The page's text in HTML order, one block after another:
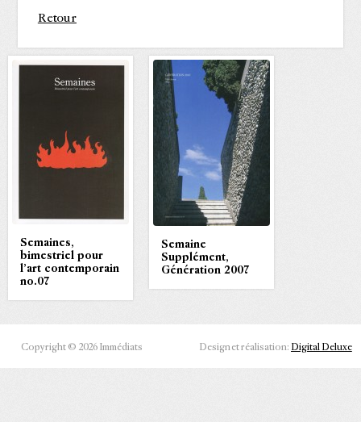
Retour
Semaines,
bimestriel pour
l’art contemporain
no.07
Semaine
Supplément,
Génération 2007
Copyright © 2026 Immédiats Design et réalisation: Digital Deluxe